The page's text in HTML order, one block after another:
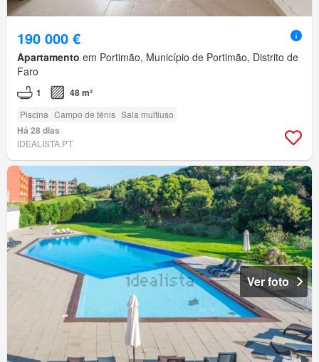
190 000 €
Apartamento em Portimão, Município de Portimão, Distrito de
Faro
1 48 m²
Piscina Campo de ténis Sala multiuso
Há 28 dias
IDEALISTA.PT
Ver foto